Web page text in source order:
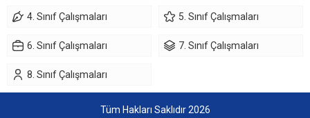
4. Sınıf Çalışmaları 5. Sınıf Çalışmaları
6. Sınıf Çalışmaları 7. Sınıf Çalışmaları
8. Sınıf Çalışmaları
Tüm Hakları Saklıdır 2026